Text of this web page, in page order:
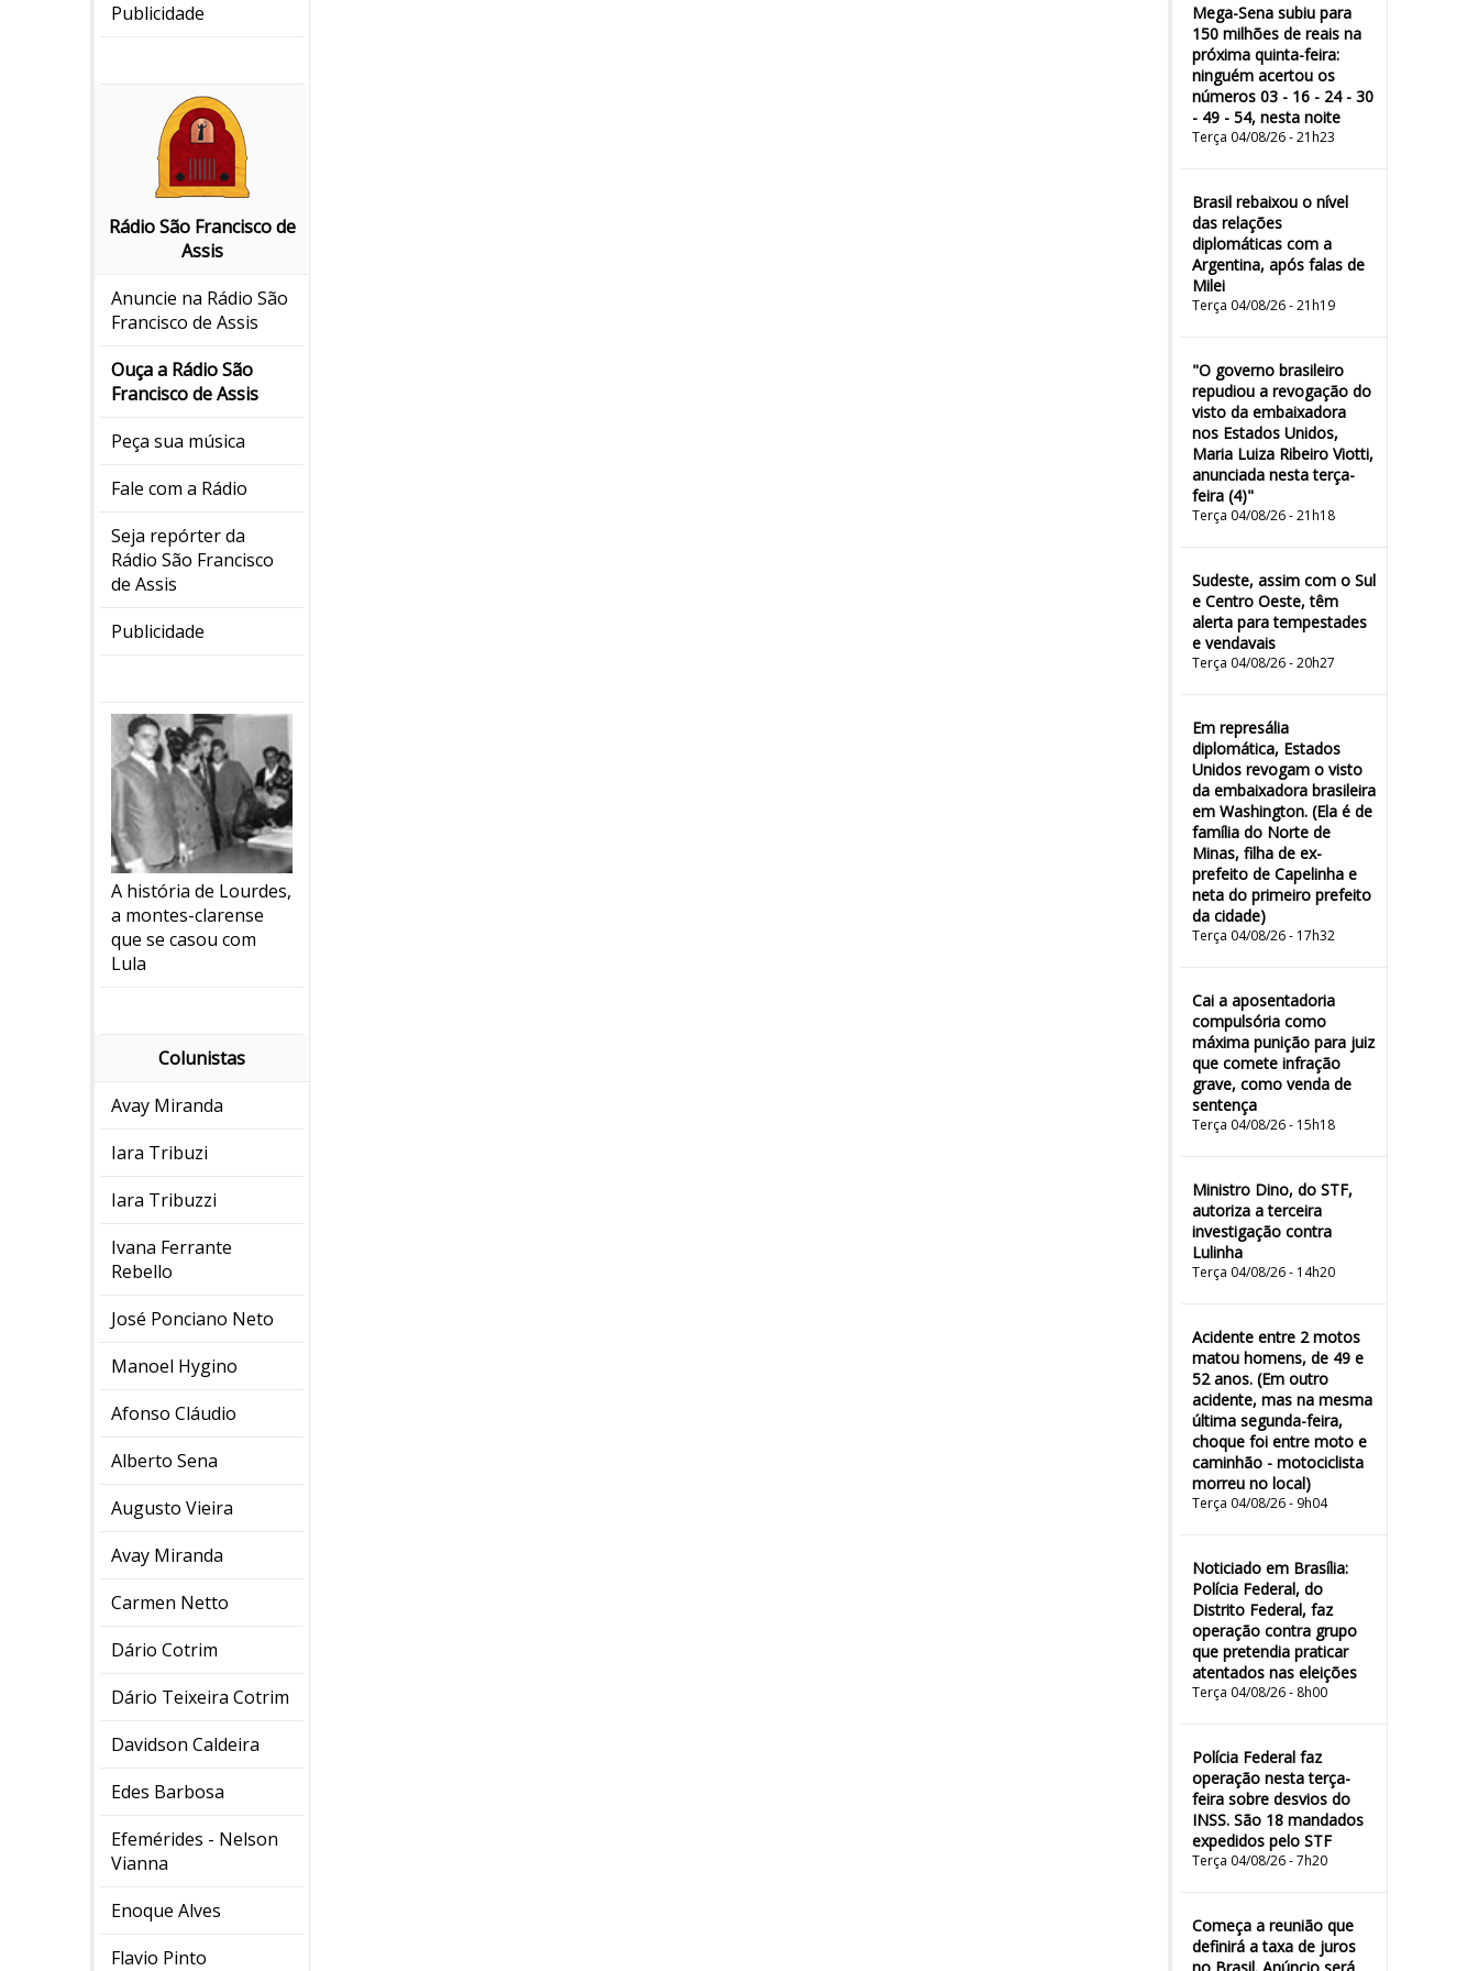
Publicidade
Rádio São Francisco de
Assis
Anuncie na Rádio São
Francisco de Assis
Ouça a Rádio São
Francisco de Assis
Peça sua música
Fale com a Rádio
Seja repórter da
Rádio São Francisco
de Assis
Publicidade
A história de Lourdes,
a montes-clarense
que se casou com
Lula
Colunistas
Avay Miranda
Iara Tribuzi
Iara Tribuzzi
Ivana Ferrante
Rebello
José Ponciano Neto
Manoel Hygino
Afonso Cláudio
Alberto Sena
Augusto Vieira
Avay Miranda
Carmen Netto
Dário Cotrim
Dário Teixeira Cotrim
Davidson Caldeira
Edes Barbosa
Efemérides - Nelson
Vianna
Enoque Alves
Flavio Pinto
Mega-Sena subiu para
150 milhões de reais na
próxima quinta-feira:
ninguém acertou os
números 03 - 16 - 24 - 30
- 49 - 54, nesta noite
Terça 04/08/26 - 21h23
Brasil rebaixou o nível
das relações
diplomáticas com a
Argentina, após falas de
Milei
Terça 04/08/26 - 21h19
"O governo brasileiro
repudiou a revogação do
visto da embaixadora
nos Estados Unidos,
Maria Luiza Ribeiro Viotti,
anunciada nesta terça-
feira (4)"
Terça 04/08/26 - 21h18
Sudeste, assim com o Sul
e Centro Oeste, têm
alerta para tempestades
e vendavais
Terça 04/08/26 - 20h27
Em represália
diplomática, Estados
Unidos revogam o visto
da embaixadora brasileira
em Washington. (Ela é de
família do Norte de
Minas, filha de ex-
prefeito de Capelinha e
neta do primeiro prefeito
da cidade)
Terça 04/08/26 - 17h32
Cai a aposentadoria
compulsória como
máxima punição para juiz
que comete infração
grave, como venda de
sentença
Terça 04/08/26 - 15h18
Ministro Dino, do STF,
autoriza a terceira
investigação contra
Lulinha
Terça 04/08/26 - 14h20
Acidente entre 2 motos
matou homens, de 49 e
52 anos. (Em outro
acidente, mas na mesma
última segunda-feira,
choque foi entre moto e
caminhão - motociclista
morreu no local)
Terça 04/08/26 - 9h04
Noticiado em Brasília:
Polícia Federal, do
Distrito Federal, faz
operação contra grupo
que pretendia praticar
atentados nas eleições
Terça 04/08/26 - 8h00
Polícia Federal faz
operação nesta terça-
feira sobre desvios do
INSS. São 18 mandados
expedidos pelo STF
Terça 04/08/26 - 7h20
Começa a reunião que
definirá a taxa de juros